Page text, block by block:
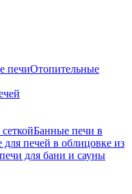
печиОтопительные
Банные печи в
печей в облицовке из
для бани и сауны